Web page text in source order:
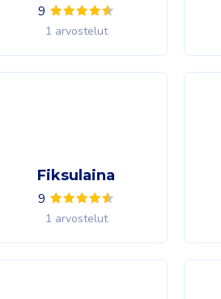
9
1 arvostelut
Fiksulaina
9
1 arvostelut